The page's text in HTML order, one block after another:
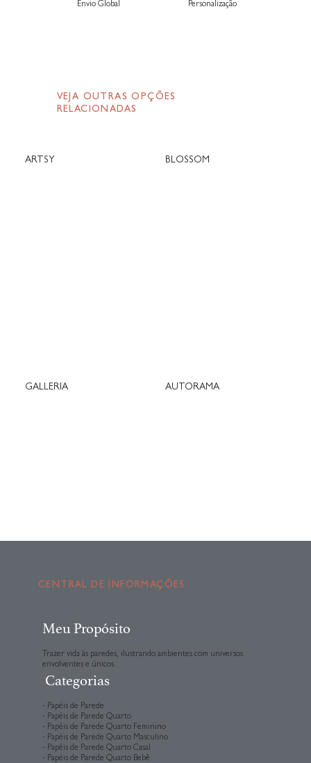
Envio Global Personalização
VEJA OUTRAS OPÇÕES
RELACIONADAS
ARTSY BLOSSOM
GALLERIA AUTORAMA
CENTRAL DE INFORMAÇÕES
Meu Propósito
Trazer vida às paredes, ilustrando ambientes com universos
envolventes e únicos.
Categorias
- Papéis de Parede
- Papéis de Parede Quarto
- Papéis de Parede Quarto Feminino
- Papéis de Parede Quarto Masculino
- Papéis de Parede Quarto Casal
- Papéis de Parede Quarto Bebê